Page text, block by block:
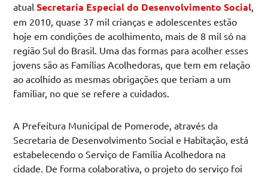
atualSecretaria Especial do Desenvolvimento Social,
em 2010, quase 37 mil crianças e adolescentes estão
hoje em condições de acolhimento, mais de 8 mil só na
região Sul do Brasil. Uma das formas para acolher esses
jovens são as Famílias Acolhedoras, que tem em relação
ao acolhido as mesmas obrigações que teriam a um
familiar, no que se refere a cuidados.
A Prefeitura Municipal de Pomerode, através da
Secretaria de Desenvolvimento Social e Habitação, está
estabelecendo o Serviço de Família Acolhedora na
cidade. De forma colaborativa, o projeto do serviço foi